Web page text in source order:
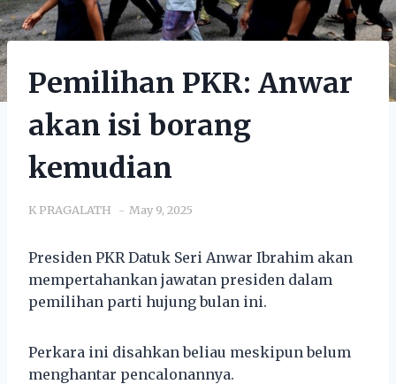
Pemilihan PKR: Anwar
akan isi borang
kemudian
K PRAGALATH May 9, 2025
Presiden PKR Datuk Seri Anwar Ibrahim akan
mempertahankan jawatan presiden dalam
pemilihan parti hujung bulan ini.
Perkara ini disahkan beliau meskipun belum
menghantar pencalonannya.